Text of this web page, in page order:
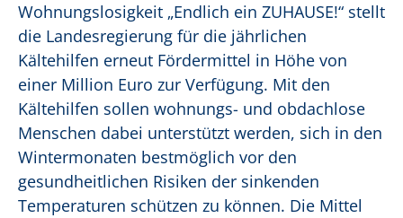
Wohnungslosigkeit „Endlich ein ZUHAUSE!“ stellt
die Landesregierung für die jährlichen
Kältehilfen erneut Fördermittel in Höhe von
einer Million Euro zur Verfügung. Mit den
Kältehilfen sollen wohnungs- und obdachlose
Menschen dabei unterstützt werden, sich in den
Wintermonaten bestmöglich vor den
gesundheitlichen Risiken der sinkenden
Temperaturen schützen zu können. Die Mittel